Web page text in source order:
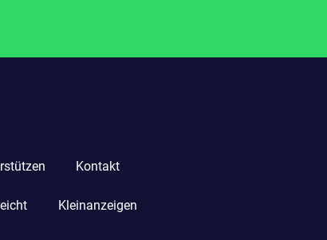
Kontakt
Kleinanzeigen